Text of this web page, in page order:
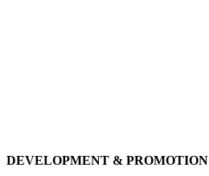
DEVELOPMENT & PROMOTION